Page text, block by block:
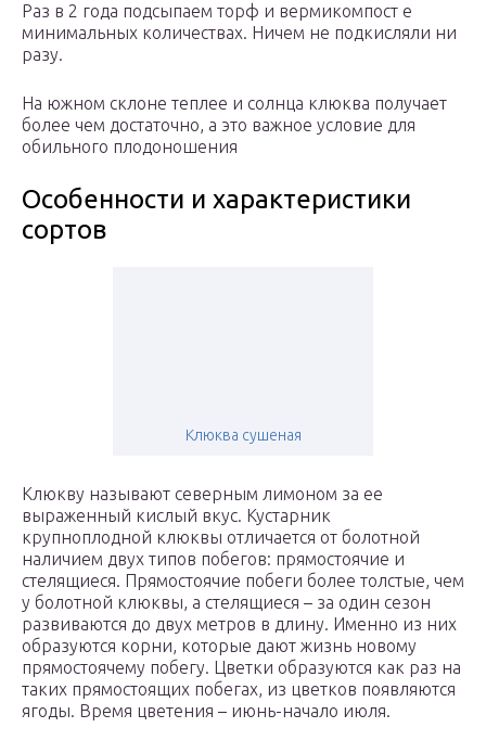
Раз в 2 года подсыпаем торф и вермикомпост е
минимальных количествах. Ничем не подкисляли ни
разу.
На южном склоне теплее и солнца клюква получает
более чем достаточно, а это важное условие для
обильного плодоношения
Особенности и характеристики
сортов
Клюква сушеная
Клюкву называют северным лимоном за ее
выраженный кислый вкус. Кустарник
крупноплодной клюквы отличается от болотной
наличием двух типов побегов: прямостоячие и
стелящиеся. Прямостоячие побеги более толстые, чем
у болотной клюквы, а стелящиеся – за один сезон
развиваются до двух метров в длину. Именно из них
образуются корни, которые дают жизнь новому
прямостоячему побегу. Цветки образуются как раз на
таких прямостоящих побегах, из цветков появляются
ягоды. Время цветения – июнь-начало июля.